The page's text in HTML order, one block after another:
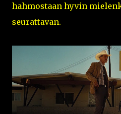
hahmostaan hyvin
seurattavan.